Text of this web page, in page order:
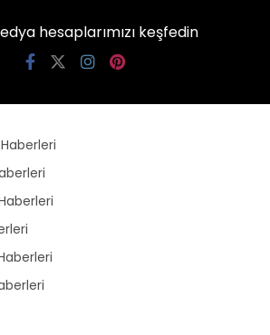
hesaplarımızı keşfedin